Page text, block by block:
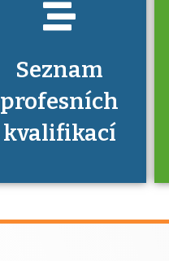
Seznam
profesních
kvalifikací